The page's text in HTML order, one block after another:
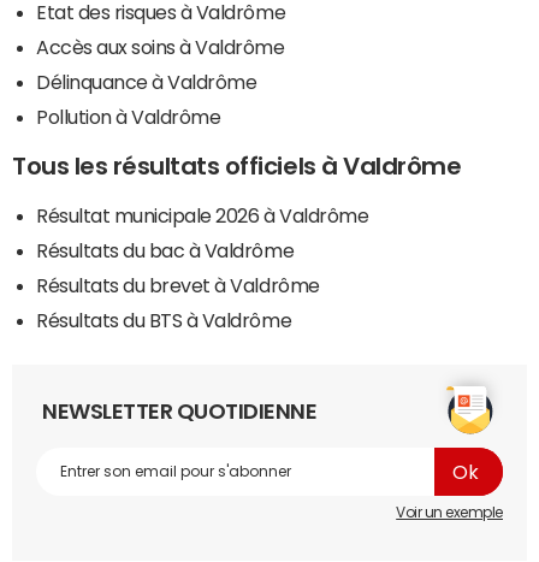
Etat des risques à Valdrôme
Accès aux soins à Valdrôme
Délinquance à Valdrôme
Pollution à Valdrôme
Tous les résultats officiels à Valdrôme
Résultat municipale 2026 à Valdrôme
Résultats du bac à Valdrôme
Résultats du brevet à Valdrôme
Résultats du BTS à Valdrôme
NEWSLETTER QUOTIDIENNE
Voir un exemple